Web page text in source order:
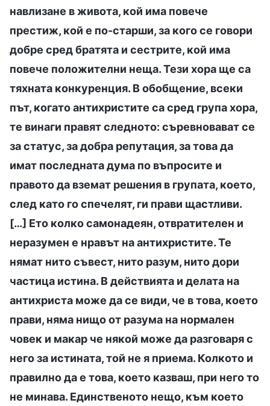
навлизане в живота, кой има повече
престиж, кой е по-старши, за кого се говори
добре сред братята и сестрите, кой има
повече положителни неща. Тези хора ще са
тяхната конкуренция. В обобщение, всеки
път, когато антихристите са сред група хора,
те винаги правят следното: съревновават се
за статус, за добра репутация, за това да
имат последната дума по въпросите и
правото да вземат решения в групата, което,
след като го спечелят, ги прави щастливи.
[…] Ето колко самонадеян, отвратителен и
неразумен е нравът на антихристите. Те
нямат нито съвест, нито разум, нито дори
частица истина. В действията и делата на
антихриста може да се види, че в това, което
прави, няма нищо от разума на нормален
човек и макар че някой може да разговаря с
него за истината, той не я приема. Колкото и
правилно да е това, което казваш, при него то
не минава. Единственото нещо, към което